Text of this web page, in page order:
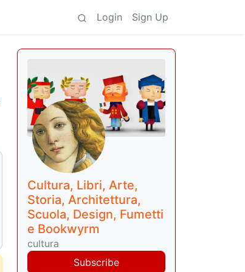
Login Sign Up
Cultura, Libri, Arte,
Storia, Architettura,
Scuola, Design, Fumetti
e Bookwyrm
cultura
Subscribe